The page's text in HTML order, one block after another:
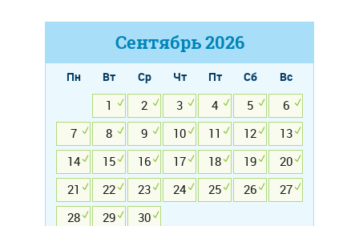
Сентябрь2026
Пн Вт Ср Чт Пт Сб
Вс
1
2 3 4 5
6
7
8 9 10 11 12
13
14
15 16 17 18 19
20
21
22 23 24 25 26
27
28
29 30